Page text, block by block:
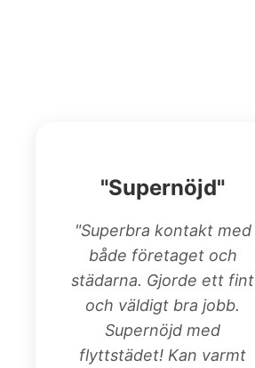
"Supernöjd"
"Superbra kontakt med
både företaget och
städarna. Gjorde ett fint
och väldigt bra jobb.
Supernöjd med
flyttstädet! Kan varmt